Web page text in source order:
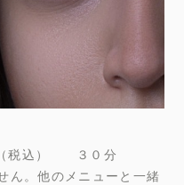
込） ３０分
ん。他のメニューと一緒